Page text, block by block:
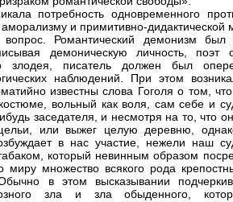
потребность одновременного
и примитивно-дидактической
Романтический демонизм был
демоническую личность, поэт
злодея, писатель должен был
наблюдений. При этом
известны слова Гоголя о том,
вольный как воля, сам себе и
заседателя, и несмотря на то, что
или выжег целую деревню,
в нас участие, нежели наш
который невинным образом
миру множество всякого рода
в этом высказывании
зла и зла обыденного,